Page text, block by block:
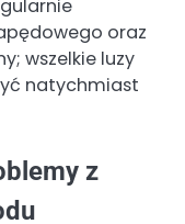
oraz
wszelkie luzy
natychmiast
z